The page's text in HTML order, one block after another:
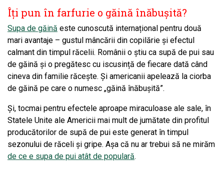
Îți pun în farfurie o găină înăbușită?
Supa de găină este cunoscută internațional pentru două
mari avantaje – gustul mâncării din copilărie și efectul
calmant din timpul răcelii. Românii o știu ca supă de pui sau
de găină și o pregătesc cu iscusință de fiecare dată când
cineva din familie răcește. Și americanii apelează la ciorba
de găină pe care o numesc „găină înăbușită”.
Și, tocmai pentru efectele aproape miraculoase ale sale, în
Statele Unite ale Americii mai mult de jumătate din profitul
producătorilor de supă de pui este generat în timpul
sezonului de răceli și gripe. Așa că nu ar trebui să ne mirăm
de ce e supa de pui atât de populară.